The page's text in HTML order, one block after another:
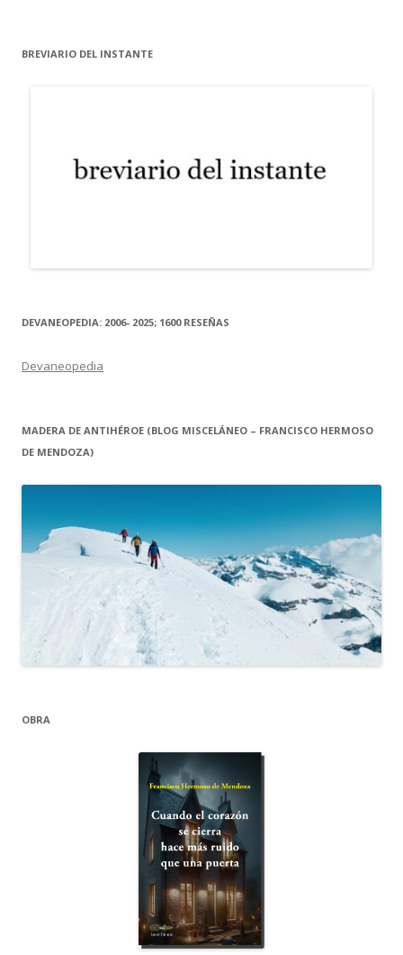
BREVIARIO DEL INSTANTE
DEVANEOPEDIA: 2006- 2025; 1600 RESEÑAS
Devaneopedia
MADERA DE ANTIHÉROE (BLOG MISCELÁNEO – FRANCISCO HERMOSO
DE MENDOZA)
OBRA